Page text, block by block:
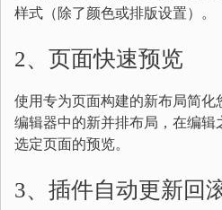
样式（除了颜色或排版设置）。
2、页面快速预览
使用专为页面构建的新布局简化
编辑器中的新并排布局，在编
选定页面的预览。
3、插件自动更新回